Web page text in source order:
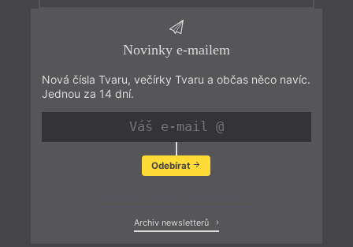
Novinky e-mailem
Nová čísla Tvaru, večírky Tvaru a občas něco navíc.
Jednou za 14 dní.
Odebírat
Archiv newsletterů